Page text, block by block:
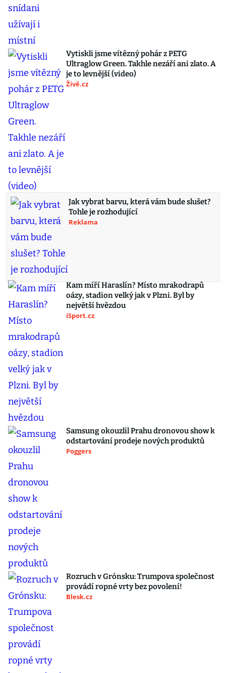
Vytiskli jsme vítězný pohár z PETG
Ultraglow Green. Takhle nezáří ani zlato. A
je to levnější (video)
Živě.cz
Jak vybrat barvu, která vám bude slušet?
Tohle je rozhodující
Reklama
Kam míří Haraslín? Místo mrakodrapů
oázy, stadion velký jak v Plzni. Byl by
největší hvězdou
iSport.cz
Samsung okouzlil Prahu dronovou show k
odstartování prodeje nových produktů
Poggers
Rozruch v Grónsku: Trumpova společnost
provádí ropné vrty bez povolení!
Blesk.cz